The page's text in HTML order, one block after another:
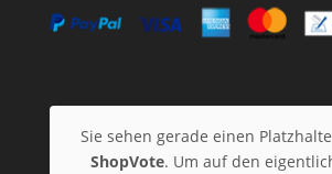
Sie sehen gerade einen
ShopVote. Um auf den